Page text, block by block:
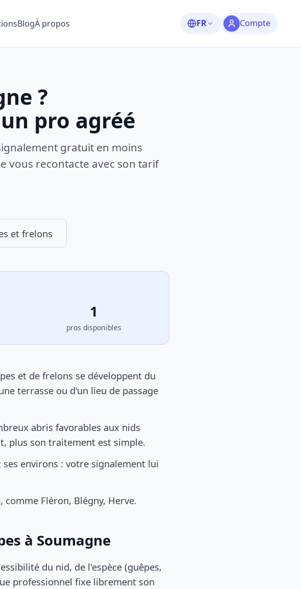
BlogÀ propos FR Compte
?
pro agréé
gratuit en moins
vous recontacte avec son tarif
et frelons
1
pros disponibles
et de frelons se développent du
terrasse ou d'un lieu de passage
abris favorables aux nids
plus son traitement est simple.
environs : votre signalement lui
comme Fléron, Blégny, Herve.
à Soumagne
du nid, de l'espèce (guêpes,
professionnel fixe librement son